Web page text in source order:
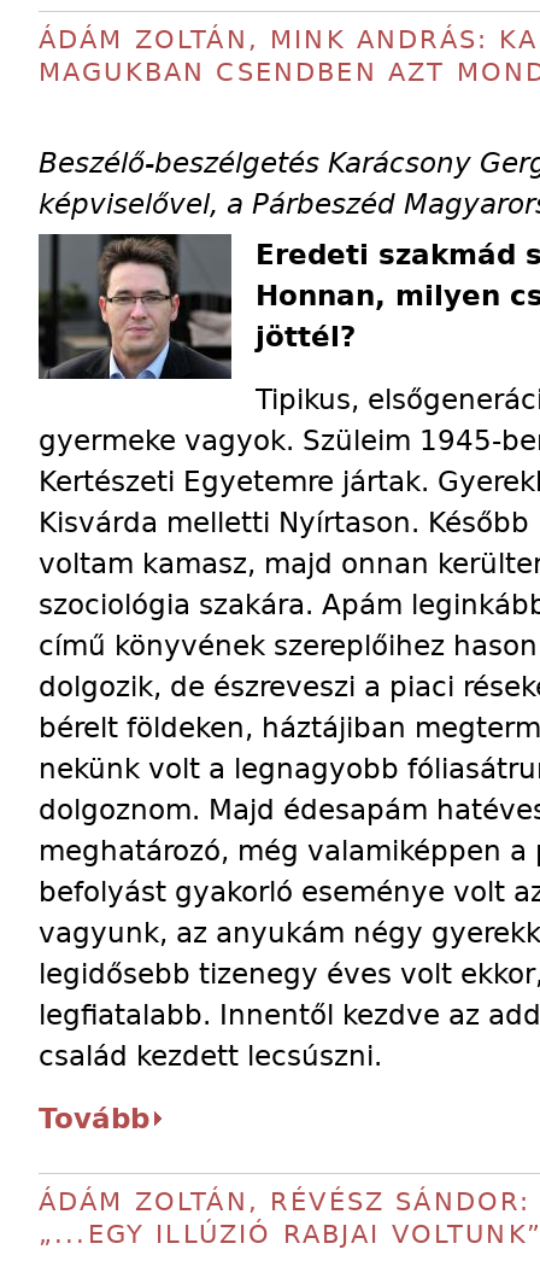
ÁDÁM ZOLTÁN, MINK ANDRÁS:
MAGUKBAN CSENDBEN AZT
Beszélő-beszélgetés Karácsony
képviselővel, a Párbeszéd
Eredeti szakmád
Honnan, milyen
jöttél?
Tipikus,
gyermeke vagyok. Szüleim 1945-
Kertészeti Egyetemre jártak.
Kisvárda melletti Nyírtason.
voltam kamasz, majd onnan
szociológia szakára. Apám
című könyvének szereplőihez
dolgozik, de észreveszi a piaci
bérelt földeken, háztájiban
nekünk volt a legnagyobb
dolgoznom. Majd édesapám
meghatározó, még valamiképpen a
befolyást gyakorló eseménye volt
vagyunk, az anyukám négy
legidősebb tizenegy éves volt
legfiatalabb. Innentől kezdve az
család kezdett lecsúszni.
Tovább
ÁDÁM ZOLTÁN, RÉVÉSZ
„...EGY ILLÚZIÓ RABJAI